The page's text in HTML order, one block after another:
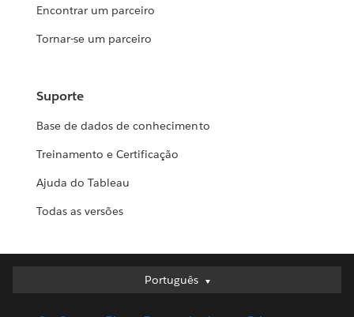
Encontrar um parceiro
Tornar-se um parceiro
Suporte
Base de dados de conhecimento
Treinamento e Certificação
Ajuda do Tableau
Todas as versões
Português
Português